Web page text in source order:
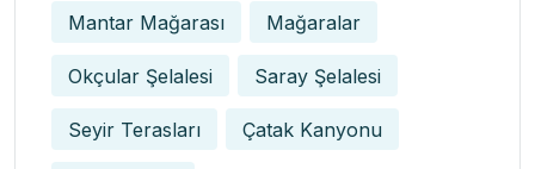
Mantar Mağarası Mağaralar
Okçular Şelalesi Saray Şelalesi
Seyir Terasları Çatak Kanyonu